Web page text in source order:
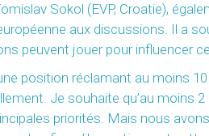
Sokol (EVP, Croatie),
aux discussions. Il a
peuvent jouer pour influencer
position réclamant au moins
Je souhaite qu’au moins
priorités. Mais nous